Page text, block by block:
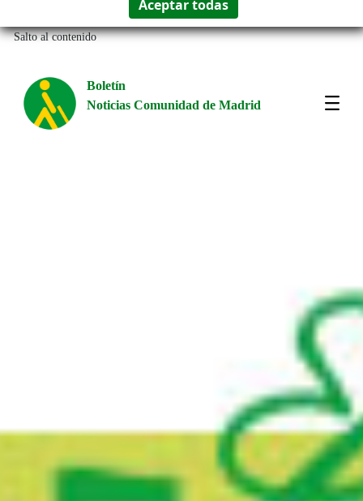
Salto al contenido
Boletín
Noticias Comunidad de Madrid